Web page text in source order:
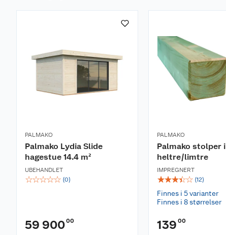
PALMAKO
Palmako Lydia Slide
hagestue 14.4 m²
UBEHANDLET
☆☆☆☆☆ (0)
59 90000
PALMAKO
Palmako stolper i
heltre/limtre
IMPREGNERT
☆☆☆☆☆ (12)
Finnes i 5 varianter
Finnes i 8 størrelser
139 00